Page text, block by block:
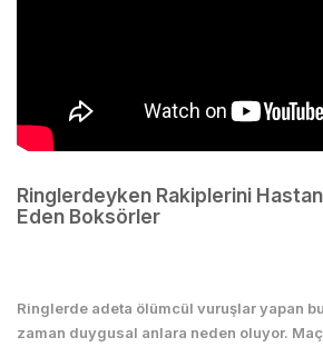
Ringlerdeyken Rakiplerini
Eden Boksörler
Ringlerde adeta ölümcül vuruşlar yapan
zaman duygusal anlara neden oluyor.